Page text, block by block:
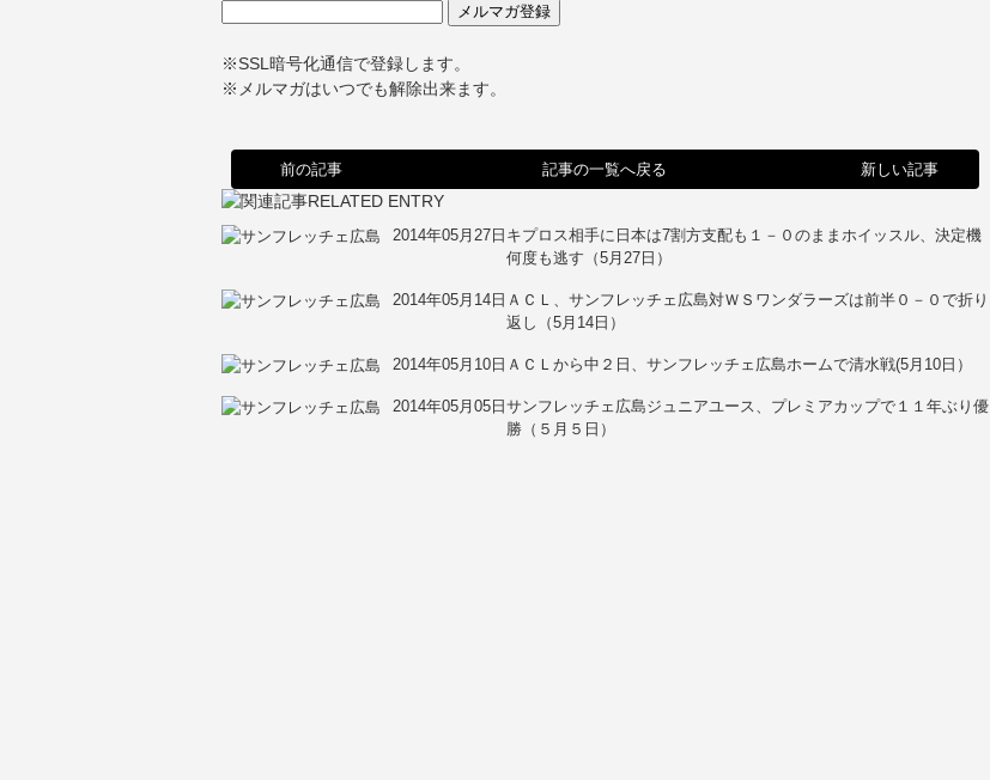
※SSL暗号化通信で登録します。
※メルマガはいつでも解除出来ます。
前の記事 記事の一覧へ戻る 新しい記事
2014年05月27日 キプロス相手に日本は7割方支配も１－０のままホイッスル、決定機
何度も逃す（5月27日）
2014年05月14日 ＡＣＬ、サンフレッチェ広島対ＷＳワンダラーズは前半０－０で折り
返し（5月14日）
2014年05月10日 ＡＣＬから中２日、サンフレッチェ広島ホームで清水戦(5月10日）
2014年05月05日サンフレッチェ広島ジュニアユース、プレミアカップで１１年ぶり優
勝（５月５日）